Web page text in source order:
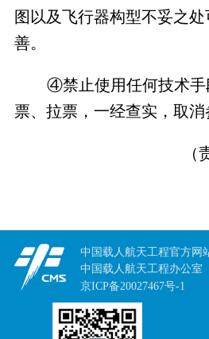
图以及飞行器构型不妥之
善。
④禁止使用任何技术手
票、拉票，一经查实，取消
（
中国载人航天工程官方网
中国载人航天工程办公室
京ICP备20027467号-1